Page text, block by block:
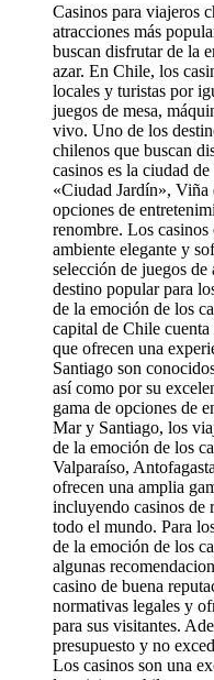
Casinos para viajeros
atracciones más
buscan disfrutar de la
azar. En Chile, los
locales y turistas por
juegos de mesa,
vivo. Uno de los
chilenos que buscan
casinos es la ciudad
«Ciudad Jardín», Viña
opciones de
renombre. Los
ambiente elegante y
selección de juegos
destino popular para
de la emoción de los
capital de Chile
que ofrecen una
Santiago son
así como por su
gama de opciones de
Mar y Santiago, los
de la emoción de los
Valparaíso,
ofrecen una amplia
incluyendo casinos de
todo el mundo. Para
de la emoción de los
algunas
casino de buena
normativas legales y
para sus visitantes.
presupuesto y no
Los casinos son una